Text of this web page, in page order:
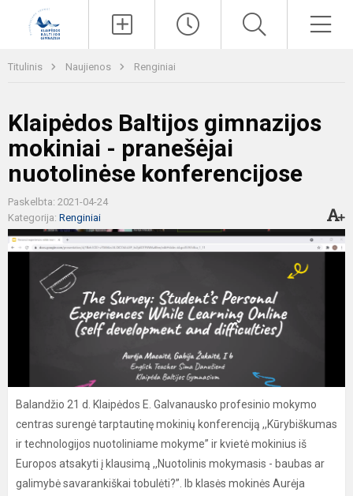
Titulinis Naujienos Renginiai
Klaipėdos Baltijos gimnazijos
mokiniai - pranešėjai
nuotolinėse konferencijose
Paskelbta: 2021-04-24
Kategorija: Renginiai
Balandžio 21 d. Klaipėdos E. Galvanausko profesinio mokymo
centras surengė tarptautinę mokinių konferenciją ,,Kūrybiškumas
ir technologijos nuotoliniame mokyme” ir kvietė mokinius iš
Europos atsakyti į klausimą ,,Nuotolinis mokymasis - baubas ar
galimybė savarankiškai tobulėti?”. Ib klasės mokinės Aurėja